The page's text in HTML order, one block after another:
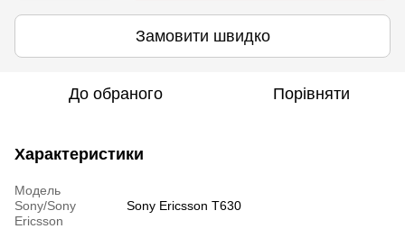
Замовити швидко
До обраного Порівняти
Характеристики
Модель
Sony/Sony
Ericsson
Sony Ericsson T630